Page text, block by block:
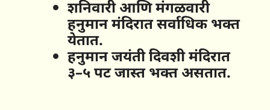
शनिवारी आणि मंगळवारी
हनुमान मंदिरात सर्वाधिक भक्त
येतात.
हनुमान जयंती दिवशी मंदिरात
३–५ पट जास्त भक्त असतात.